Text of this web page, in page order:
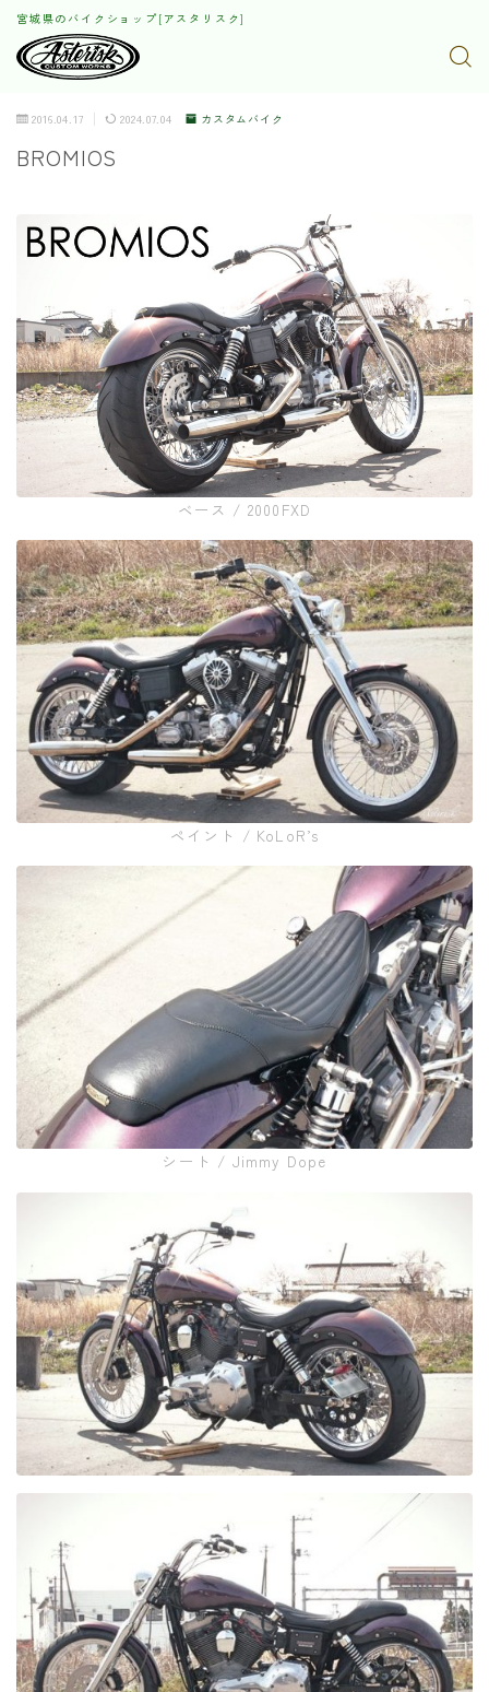
宮城県のバイクショップ[アスタリスク]
2016.04.17 2024.07.04 カスタムバイク
BROMIOS
ベース / 2000FXD
ペイント / KoLoR’s
シート / Jimmy Dope